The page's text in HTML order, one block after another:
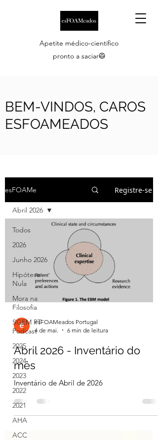
Apetite médico-científico
pronto a saciar🥼
BEM-VINDOS, CAROS
ESFOAMEADOS
esFOAMe Registre-se
Todos
2026
Junho 2026
Hipótese
Nula
Mora na
Filosofia
SGEM PT
Podcast
2025
2024
2023
2022
2021
AHA
ACC
Abril 2026
esFOAMeados Portugal
4 de mai.
6 min de leitura
Abril 2026 - Inventário do
mês
Inventário de Abril de 2026